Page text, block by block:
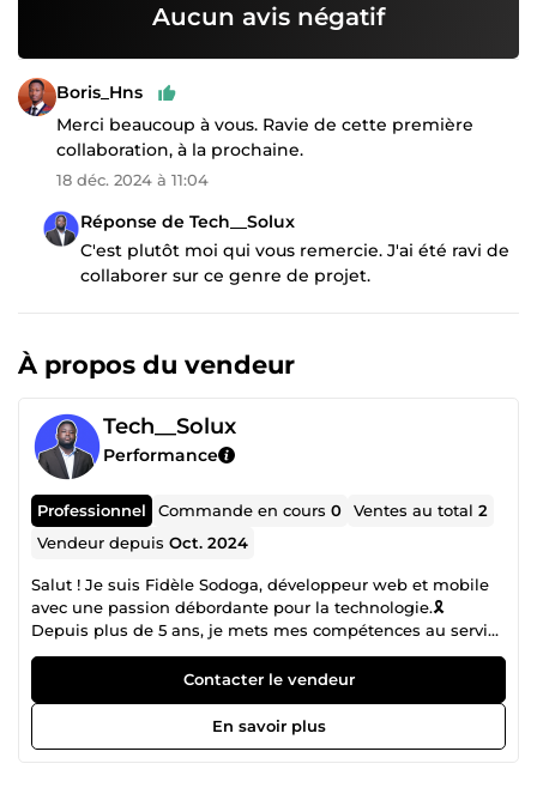
Aucun avis négatif
Boris_Hns
Merci beaucoup à vous. Ravie de cette première
collaboration, à la prochaine.
18 déc. 2024 à 11:04
Réponse de Tech__Solux
C'est plutôt moi qui vous remercie. J'ai été ravi de
collaborer sur ce genre de projet.
À propos du vendeur
Tech__Solux
Performance
Professionnel Commande en cours0 Ventes au total2
Vendeur depuisOct. 2024
Salut ! Je suis Fidèle Sodoga, développeur web et mobile
avec une passion débordante pour la technologie.🎗️
Depuis plus de 5 ans, je mets mes compétences au service
des entreprises et des entrepreneurs pour les aider à
transformer leurs idées en solutions numériques
innovantes et performantes. Que ce soit pour la création
de sites web réactifs ou le développement d’applications
mobiles intuitives, mon objectif est de vous accompagner
Contacter le vendeur
En savoir plus